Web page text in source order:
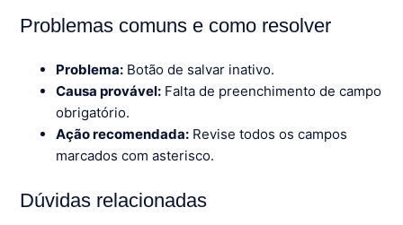
Problemas comuns e como resolver
Problema: Botão de salvar inativo.
Causa provável: Falta de preenchimento de campo
obrigatório.
Ação recomendada: Revise todos os campos
marcados com asterisco.
Dúvidas relacionadas